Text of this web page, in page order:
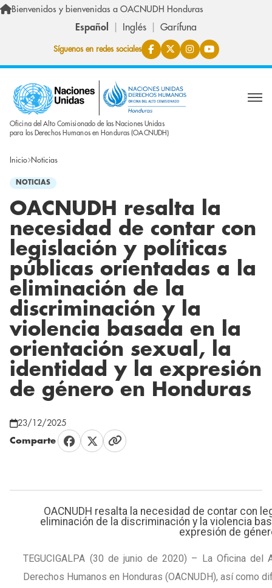
Pasar al contenido principal
Bienvenidos y bienvenidas a OACNUDH Honduras
Español Inglés Garífuna
Síguenos en redes sociales
Oficina del Alto Comisionado de las Naciones Unidas
para los Derechos Humanos en Honduras (OACNUDH)
Inicio Noticias
NOTICIAS
OACNUDH resalta la
necesidad de contar con
legislación y políticas
públicas orientadas a la
eliminación de la
discriminación y la
violencia basada en la
orientación sexual, la
identidad y la expresión
de género en Honduras
23/12/2025
Comparte
OACNUDH resalta la necesidad de contar con
eliminación de la discriminación y la violencia
expresión de
TEGUCIGALPA (30 de junio de 2020) – La Oficina
Derechos Humanos en Honduras (OACNUDH), así